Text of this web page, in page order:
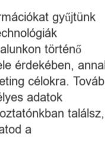
gyűjtünk
történő
érdekében,
célokra.
adatok
találsz,
a